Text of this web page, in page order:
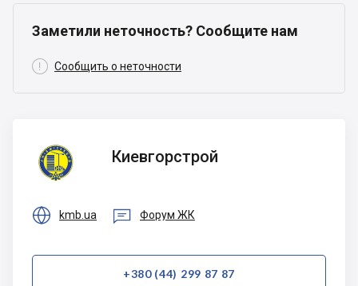
Заметили неточность? Сообщите нам
 Сообщить о неточности
Киевгорстрой
Киевгорстрой
 kmb.ua  Форум ЖК
+380 (44) 299 87 87